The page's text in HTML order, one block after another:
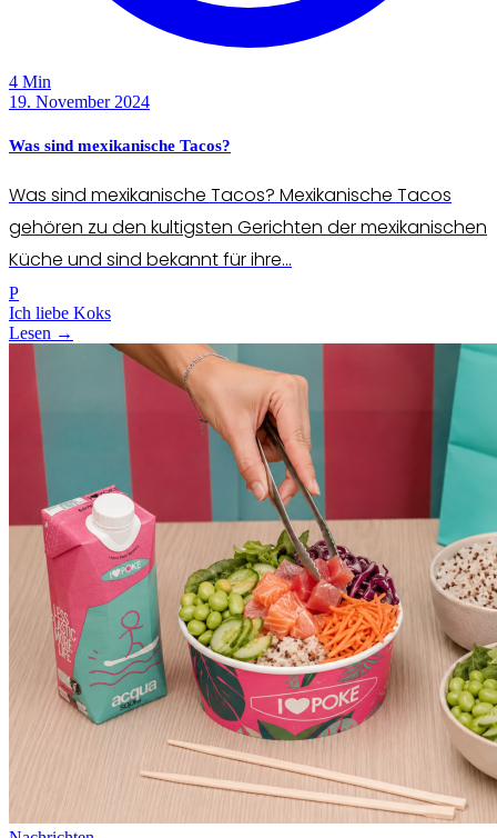
4 Min
19. November 2024
Was sind mexikanische Tacos?
Was sind mexikanische Tacos? Mexikanische Tacos
gehören zu den kultigsten Gerichten der mexikanischen
Küche und sind bekannt für ihre...
P
Ich liebe Koks
Lesen →